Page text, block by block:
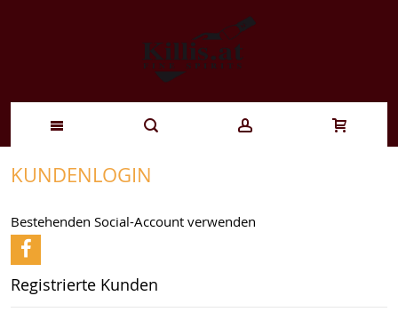
Zum
springen
KUNDENLOGIN
Bestehenden Social-Account verwenden
Registrierte Kunden